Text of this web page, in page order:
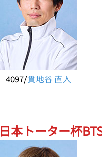
4097/貫地谷 直人
日本トーター杯